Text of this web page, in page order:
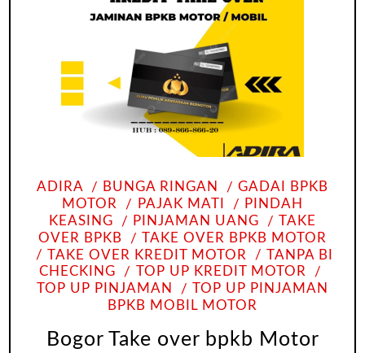
ADIRA BUNGA RINGAN
GADAI BPKB
MOTOR
PAJAK MATI
PINDAH
KEASING
PINJAMAN UANG
TAKE
OVER BPKB
TAKE OVER BPKB MOTOR
TAKE OVER KREDIT MOTOR
TANPA BI
CHECKING
TOP UP KREDIT MOTOR
TOP UP PINJAMAN
TOP UP PINJAMAN
BPKB MOBIL MOTOR
Bogor Take over bpkb Motor